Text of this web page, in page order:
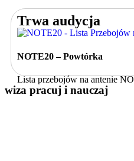
Trwa audycja
NOTE20 – Powtórka
Lista przebojów na antenie
wiza pracuj i nauczaj